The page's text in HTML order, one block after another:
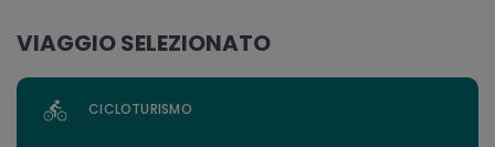
VIAGGIO SELEZIONATO
CICLOTURISMO